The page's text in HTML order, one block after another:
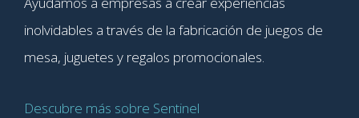
inolvidables a través de la fabricación de juegos de
mesa, juguetes y regalos promocionales.
Descubre más sobre Sentinel